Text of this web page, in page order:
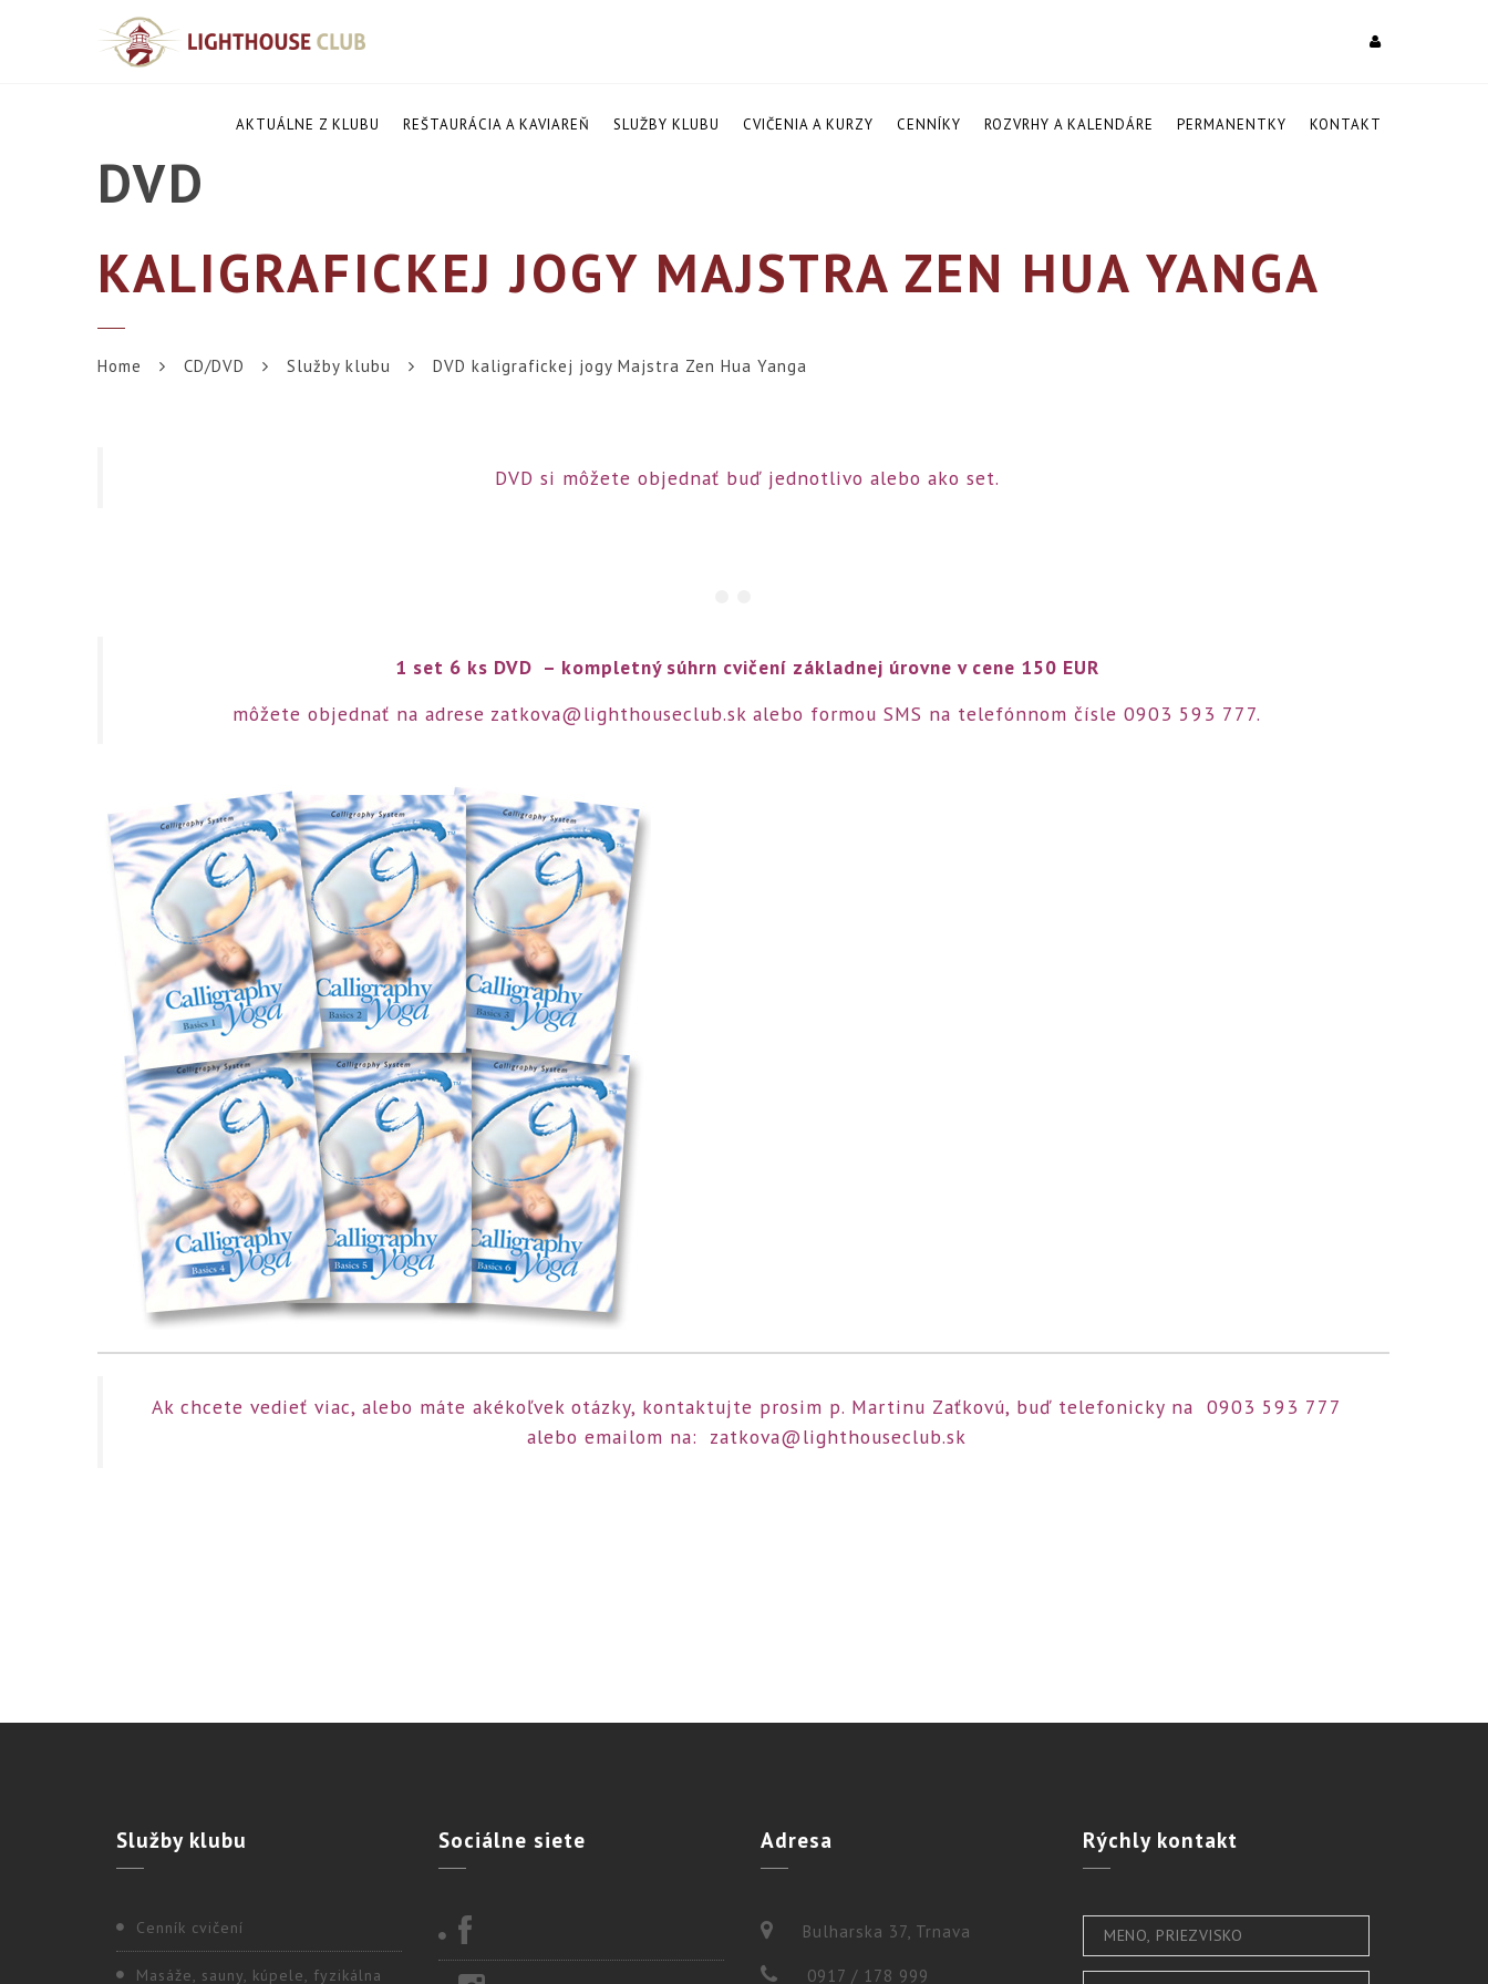
AKTUÁLNE Z KLUBU REŠTAURÁCIA A KAVIAREŇ SLUŽBY KLUBU CVIČENIA A KURZY CENNÍKY ROZVRHY A KALENDÁRE PERMANENTKY KONTAKT
DVD
KALIGRAFICKEJ JOGY MAJSTRA ZEN HUA YANGA
Home CD/DVD Služby klubu DVD kaligrafickej jogy Majstra Zen Hua Yanga
DVD si môžete objednať buď jednotlivo alebo ako set.
1 set 6 ks DVD – kompletný súhrn cvičení základnej úrovne v cene 150 EUR
môžete objednať na adrese zatkova@lighthouseclub.sk alebo formou SMS na telefónnom čísle 0903 593 777.
Ak chcete vedieť viac, alebo máte akékoľvek otázky, kontaktujte prosim p. Martinu Zaťkovú, buď telefonicky na 0903 593 777
alebo emailom na: zatkova@lighthouseclub.sk
Službyklubu
Cenník cvičení
Masáže, sauny, kúpele, fyzikálna
Sociálne siete Adresa
Bulharska 37, Trnava
0917 / 178 999
Rýchlykontakt